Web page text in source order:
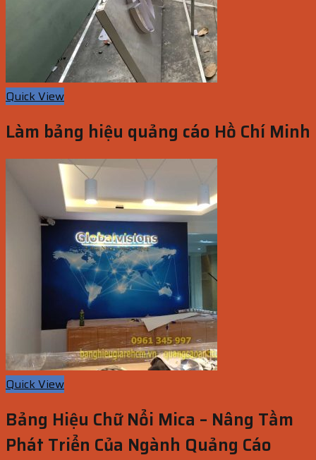
Quick View
Làm bảng hiệu quảng cáo Hồ Chí Minh
Quick View
Bảng Hiệu Chữ Nổi Mica – Nâng Tầm
Phát Triển Của Ngành Quảng Cáo